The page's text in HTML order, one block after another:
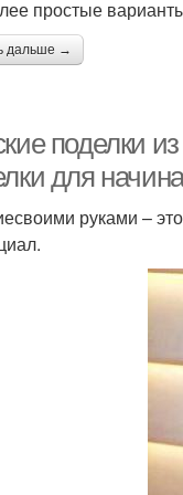
простые
дальше →
поделки
для
руками –